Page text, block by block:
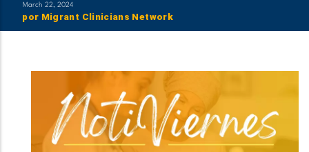
por Migrant Clinicians Network
March 22, 2024